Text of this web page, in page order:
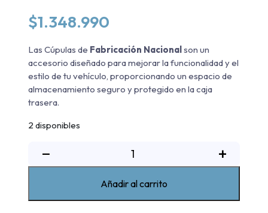
$1.348.990
Las Cúpulas de Fabricación Nacionalson un
accesorio diseñado para mejorar la funcionalidad y el
estilo de tu vehículo, proporcionando un espacio de
almacenamiento seguro y protegido en la caja
trasera.
2 disponibles
− +
Añadir al carrito